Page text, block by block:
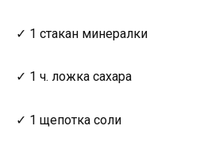
✓ 1 стакан минералки
✓ 1 ч. ложка сахара
✓ 1 щепотка соли